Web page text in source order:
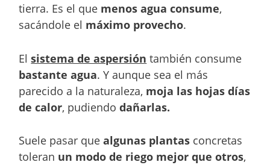
tierra. Es el que menos agua consume,
sacándole el máximo provecho.
Elsistema de aspersión también consume
bastante agua. Y aunque sea el más
parecido a la naturaleza, moja las hojas días
de calor, pudiendo dañarlas.
Suele pasar quealgunas plantas concretas
toleran un modo de riego mejor que otros,